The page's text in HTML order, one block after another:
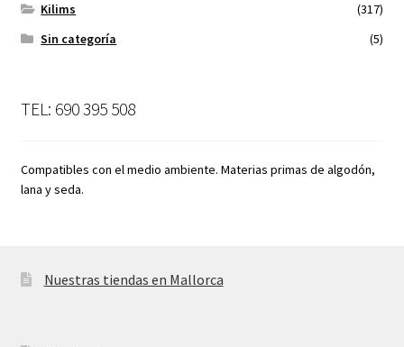
Kilims
(317)
Sin categoría
(5)
TEL: 690 395 508
Compatibles con el medio ambiente. Materias primas de algodón,
lana y seda.
Nuestras tiendas en Mallorca